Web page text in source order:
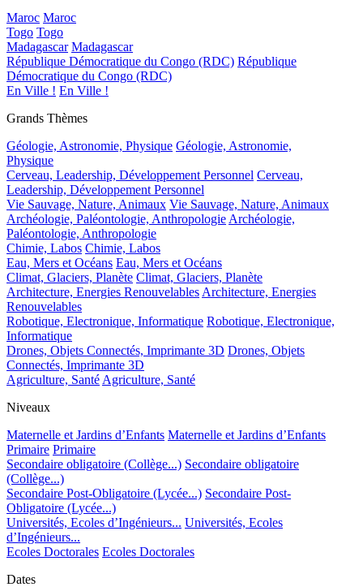
Maroc Maroc
Togo Togo
Madagascar Madagascar
République Démocratique du Congo (RDC) République
Démocratique du Congo (RDC)
En Ville ! En Ville !
Grands Thèmes
Géologie, Astronomie, Physique Géologie, Astronomie,
Physique
Cerveau, Leadership, Développement Personnel Cerveau,
Leadership, Développement Personnel
Vie Sauvage, Nature, Animaux Vie Sauvage, Nature, Animaux
Archéologie, Paléontologie, Anthropologie Archéologie,
Paléontologie, Anthropologie
Chimie, Labos Chimie, Labos
Eau, Mers et Océans Eau, Mers et Océans
Climat, Glaciers, Planète Climat, Glaciers, Planète
Architecture, Energies Renouvelables Architecture, Energies
Renouvelables
Robotique, Electronique, Informatique Robotique, Electronique,
Informatique
Drones, Objets Connectés, Imprimante 3D Drones, Objets
Connectés, Imprimante 3D
Agriculture, Santé Agriculture, Santé
Niveaux
Maternelle et Jardins d’Enfants Maternelle et Jardins d’Enfants
Primaire Primaire
Secondaire obligatoire (Collège...) Secondaire obligatoire
(Collège...)
Secondaire Post-Obligatoire (Lycée...) Secondaire Post-
Obligatoire (Lycée...)
Universités, Ecoles d’Ingénieurs... Universités, Ecoles
d’Ingénieurs...
Ecoles Doctorales Ecoles Doctorales
Dates